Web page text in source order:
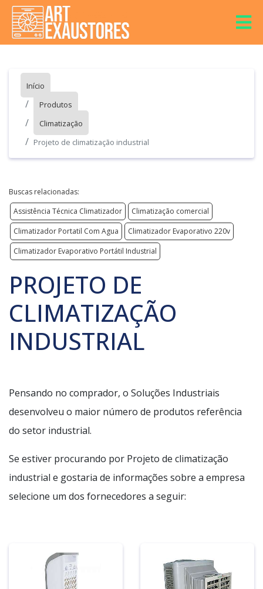
Início
Produtos
Climatização
Projeto de climatização industrial
Buscas relacionadas:
Assistência Técnica Climatizador
Climatização comercial
Climatizador Portatil Com Agua
Climatizador Evaporativo 220v
Climatizador Evaporativo Portátil Industrial
PROJETO DE
CLIMATIZAÇÃO
INDUSTRIAL
Pensando no comprador, o Soluções Industriais
desenvolveu o maior número de produtos referência
do setor industrial.
Se estiver procurando por Projeto de climatização
industrial e gostaria de informações sobre a empresa
selecione um dos fornecedores a seguir: